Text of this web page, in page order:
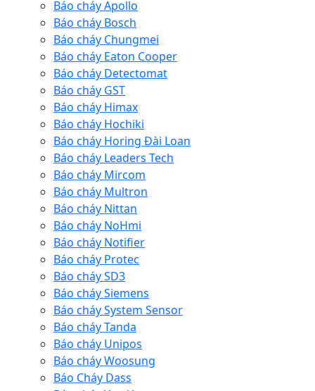
Báo cháy Apollo
Báo cháy Bosch
Báo cháy Chungmei
Báo cháy Eaton Cooper
Báo cháy Detectomat
Báo cháy GST
Báo cháy Himax
Báo cháy Hochiki
Báo cháy Horing Đài Loan
Báo cháy Leaders Tech
Báo cháy Mircom
Báo cháy Multron
Báo cháy Nittan
Báo cháy NoHmi
Báo cháy Notifier
Báo cháy Protec
Báo cháy SD3
Báo cháy Siemens
Báo cháy System Sensor
Báo cháy Tanda
Báo cháy Unipos
Báo cháy Woosung
Báo Cháy Dass